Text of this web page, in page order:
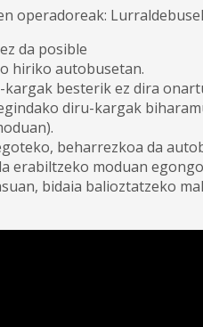
operadoreak:
da posible
hiriko autobusetan.
besterik ez dira
diru-kargak
beharrezkoa da
erabiltzeko moduan
bidaia balioztatzeko